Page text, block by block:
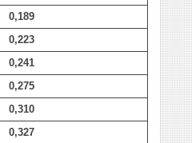
0,189
0,223
0,241
0,275
0,310
0,327